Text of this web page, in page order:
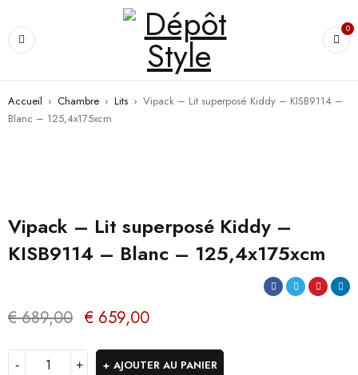
0
Accueil › Chambre › Lits › Vipack – Lit superposé Kiddy – KISB9114 –
Blanc – 125,4x175xcm
Vipack – Lit superposé Kiddy –
KISB9114 – Blanc – 125,4x175xcm
€689,00 € 659,00
AJOUTER AU PANIER